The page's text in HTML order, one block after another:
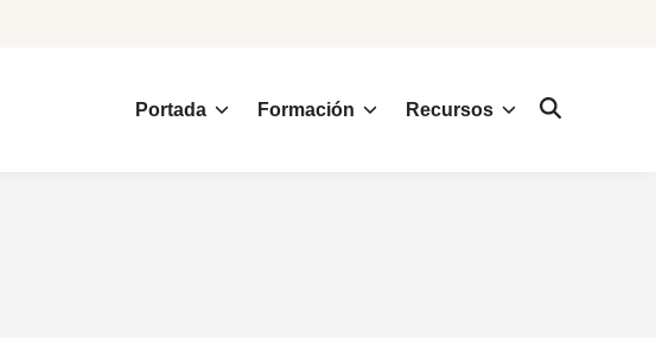
Portada Formación Recursos